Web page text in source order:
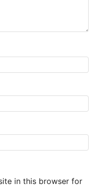
in this browser for